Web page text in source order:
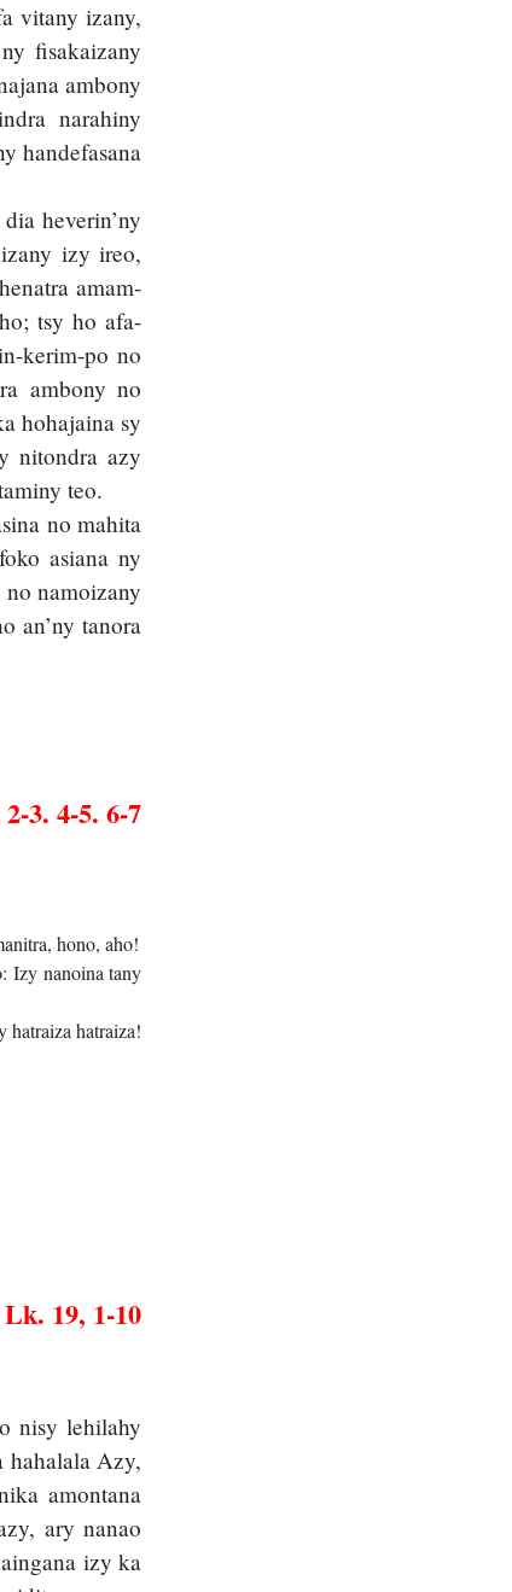
vitany izany,
fisakaizany
ambony
narahiny
handefasana
heverin’ny
izy ireo,
amam-
tsy ho afa-
kerim-po no
ambony no
hohajaina sy
nitondra azy
teo.
no mahita
asiana ny
namoizany
an’ny tanora
3. 4-5. 6-7
hono, aho!
Izy nanoina tany
hatraiza hatraiza!
Lk. 19, 1-10
nisy lehilahy
hahalala Azy,
amontana
ary nanao
izy ka